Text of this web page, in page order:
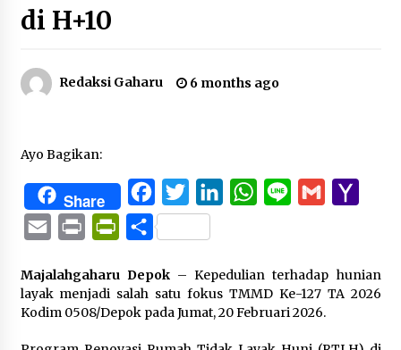
di H+10
Redaksi Gaharu 6 months ago
Ayo Bagikan:
Share FacebookTwitterLinkedInWhatsApp
Line Gmail
Email Print PrintFriendly
Share
Majalahgaharu Depok– Kepedulian terhadap hunian
layak menjadi salah satu fokus TMMD Ke-127 TA 2026
Kodim 0508/Depok pada Jumat, 20 Februari 2026.